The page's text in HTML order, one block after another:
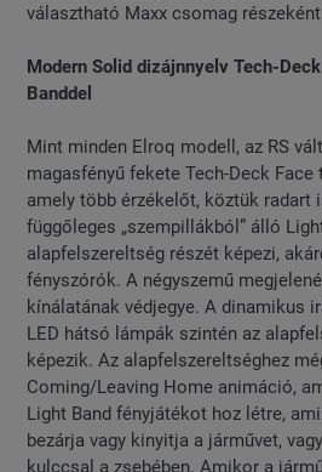
választható Maxx csomag
Modern Solid dizájnnyelv Tech-
Banddel
Mint minden Elroq modell, az RS
magasfényű fekete Tech-Deck
amely több érzékelőt, köztük radart
függőleges „szempillákból” álló
alapfelszereltség részét képezi,
fényszórók. A négyszemű
kínálatának védjegye. A dinamikus
LED hátsó lámpák szintén az
képezik. Az alapfelszereltséghez
Coming/Leaving Home animáció,
Light Band fényjátékot hoz létre,
bezárja vagy kinyitja a járművet,
kulccsal a zsebében. Amikor a